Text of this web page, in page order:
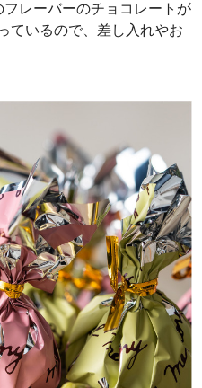
レーバーのチョコレートが
ているので、差し入れやお